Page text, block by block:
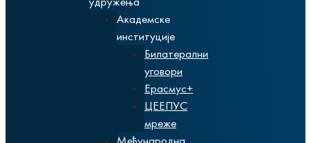
Академске
институције
Билатерални
уговори
Ерасмус+
ЦЕЕПУС
мреже
Међународна